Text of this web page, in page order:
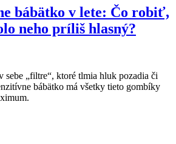
bábätko v lete: Čo robiť,
neho príliš hlasný?
sebe „filtre“, ktoré tlmia hluk pozadia či
bábätko má všetky tieto gombíky